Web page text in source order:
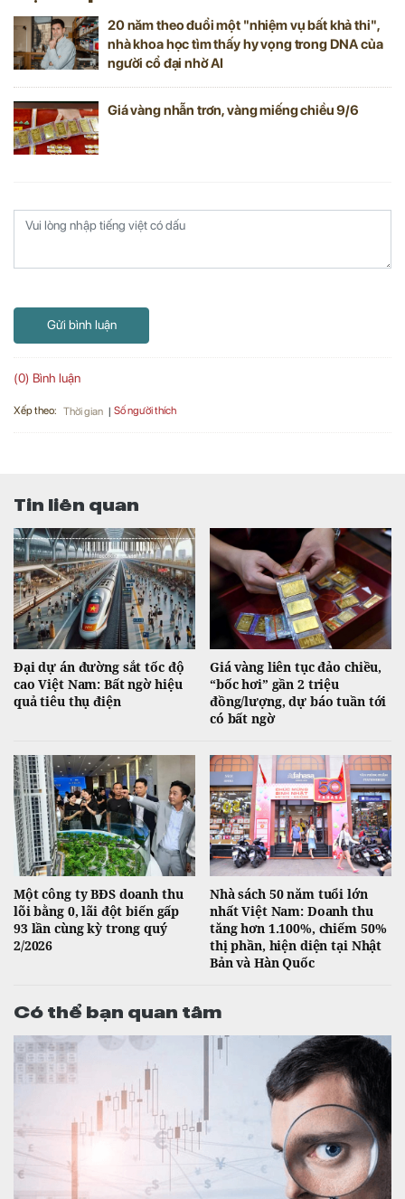
20 năm theo đuổi một "nhiệm vụ bất khả thi",
nhà khoa học tìm thấy hy vọng trong DNA của
người cổ đại nhờ AI
Giá vàng nhẫn trơn, vàng miếng chiều 9/6
Gửi bình luận
(0) Bình luận
Xếp theo: Thời gian Số người thích
Tin liên quan
Đại dự án đường sắt tốc độ
cao Việt Nam: Bất ngờ hiệu
quả tiêu thụ điện
Giá vàng liên tục đảo chiều,
“bốc hơi” gần 2 triệu
đồng/lượng, dự báo tuần tới
có bất ngờ
Một công ty BĐS doanh thu
lõi bằng 0, lãi đột biến gấp
93 lần cùng kỳ trong quý
2/2026
Nhà sách 50 năm tuổi lớn
nhất Việt Nam: Doanh thu
tăng hơn 1.100%, chiếm 50%
thị phần, hiện diện tại Nhật
Bản và Hàn Quốc
Có thể bạn quan tâm